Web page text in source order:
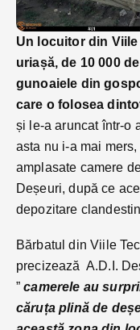
Un locuitor din
uriașă, de 10 000
gunoaiele din
care o folosea
și le-a aruncat într-o
asta nu i-a mai
amplasate camere
Deșeuri, după ce
depozitare
Bărbatul din Viile
precizează A.D.I.
”camerele au
căruța plină de